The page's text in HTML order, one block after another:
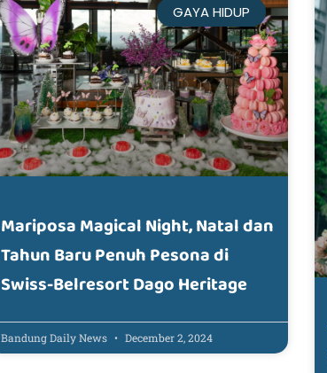
GAYA HIDUP
Mariposa Magical Night, Natal dan
Tahun Baru Penuh Pesona di
Swiss-Belresort Dago Heritage
Bandung Daily News December 2, 2024